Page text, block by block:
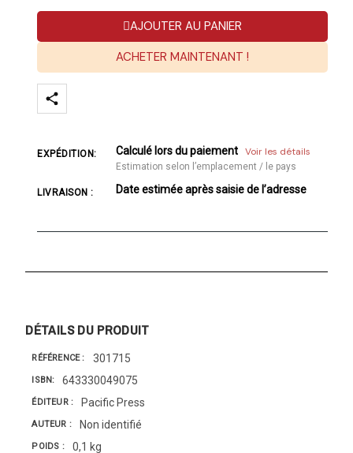
AJOUTER AU PANIER
ACHETER MAINTENANT !
EXPÉDITION: Calculé lors du paiement Voir les détails
Estimation selon l’emplacement / le pays
LIVRAISON : Date estimée après saisie de l’adresse
DÉTAILS DU PRODUIT
RÉFÉRENCE 301715
ISBN 643330049075
ÉDITEUR Pacific Press
AUTEUR Non identifié
POIDS 0,1 kg